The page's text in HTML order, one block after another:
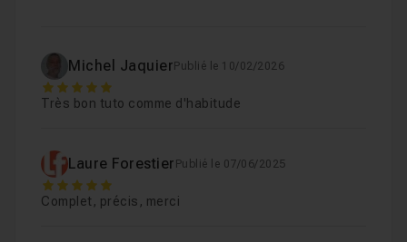
Michel Jaquier Publié le 10/02/2026
5
Très bon tuto comme d'habitude
Laure Forestier Publié le 07/06/2025
5
Complet, précis, merci